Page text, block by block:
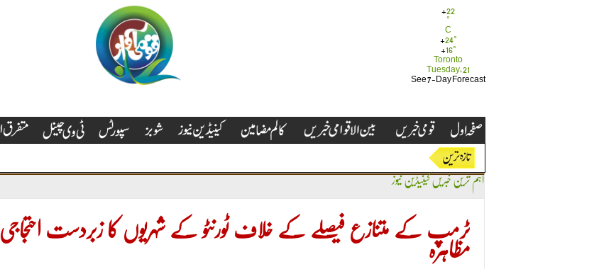
+22
°
C
+24°
+ 16°
Toronto
Tuesday, 21
See 7-Day Forecast
اہم ترین خبریں کینیڈین نیوز
ٹرمپ کے متنازع فیصلے کے خلاف ٹورنٹو کے شہریوں کا زبردست احتجاجی
مظاہرہ